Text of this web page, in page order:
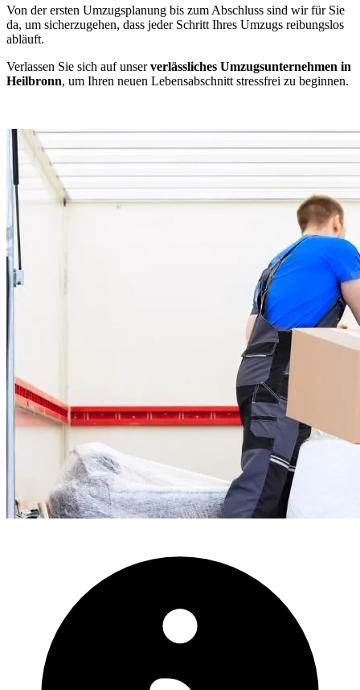
Von der ersten Umzugsplanung bis zum Abschluss sind wir für Sie
da, um sicherzugehen, dass jeder Schritt Ihres Umzugs reibungslos
abläuft.
Verlassen Sie sich auf unserverlässliches Umzugsunternehmen in
Heilbronn, um Ihren neuen Lebensabschnitt stressfrei zu beginnen.